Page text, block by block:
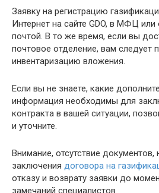
Заявку на регистрацию
Интернет на сайте GDO, в МФЦ
почтой. В то же время, если вы
почтовое отделение, вам следует
инвентаризацию вложения.
Если вы не знаете, какие
информация необходимы для
контракта в вашей ситуации,
и уточните.
Внимание, отсутствие
заключения договора на
отказу и возврату заявки до
замечаний специалистов